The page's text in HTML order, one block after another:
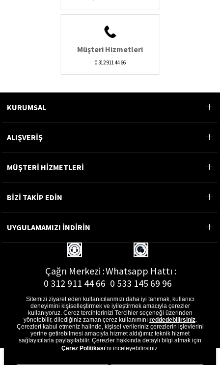
Müşteri Hizmetleri
0 312 911 44 66
KURUMSAL
ALIŞVERİŞ
MÜŞTERİ HİZMETLERİ
BİZİ TAKİP EDİN
UYGULAMAMIZI İNDİRİN
Çağrı Merkezi :
0 312 911 44 66
Whatsapp Hattı :
0 533 145 69 96
E-Posta Adresi :
musterihizmetleri@gon.com.tr
Sitemizi ziyaret eden kullanıcılarımızı daha iyi tanımak, kullanıcı
deneyimini kişiselleştirmek ve iyileştirmek amacıyla çerezler
kullanıyoruz. Çerez tercihlerinizi Tercihler seçeneği üzerinden
yönetebilir, dilediğiniz zaman çerez kullanımını reddedebilirsiniz.
Çerezleri kabul etmeniz halinde, kişisel verileriniz çerezlerin işlevlerini
yerine getirebilmesi amacıyla hizmet aldığımız teknik hizmet
sağlayıcılarla paylaşılabilir. Çerezler hakkında detaylı bilgi almak için
Çerez Politikası’nı inceleyebilirsiniz.